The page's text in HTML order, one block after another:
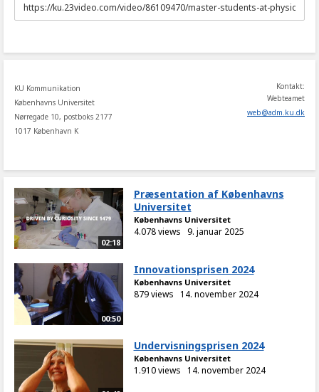
to
KU Kommunikation
Københavns Universitet
Nørregade 10, postboks 2177
1017 København K
Kontakt:
Webteamet
web@adm.ku.dk
02:18
Præsentation af Københavns
Universitet
Københavns Universitet
4.078 views 9. januar 2025
00:50
Innovationsprisen 2024
Københavns Universitet
879 views 14. november 2024
Undervisningsprisen 2024
Københavns Universitet
1.910 views 14. november 2024